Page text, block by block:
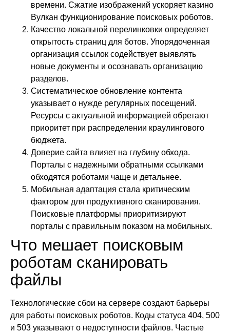
времени. Сжатие изображений ускоряет казино
Вулкан функционирование поисковых роботов.
Качество локальной перелинковки определяет
открытость страниц для ботов. Упорядоченная
организация ссылок содействует выявлять
новые документы и осознавать организацию
разделов.
Систематическое обновление контента
указывает о нужде регулярных посещений.
Ресурсы с актуальной информацией обретают
приоритет при распределении краулингового
бюджета.
Доверие сайта влияет на глубину обхода.
Порталы с надежными обратными ссылками
обходятся роботами чаще и детальнее.
Мобильная адаптация стала критическим
фактором для продуктивного сканирования.
Поисковые платформы приоритизируют
порталы с правильным показом на мобильных.
Что мешает поисковым
роботам сканировать
файлы
Технологические сбои на сервере создают барьеры
для работы поисковых роботов. Коды статуса 404, 500
и 503 указывают о недоступности файлов. Частые